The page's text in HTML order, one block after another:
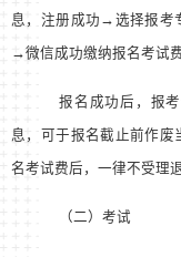
息，注册成功→选择报
→微信成功缴纳报名考试
报名成功后，报
息，可于报名截止前作废
名考试费后，一律不受理
（二）考试